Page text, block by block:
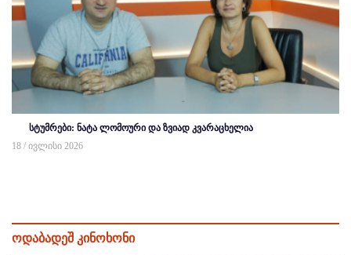
სტუმრები: ნატა ლომოური და ზვიად კვარაცხელია
18 / ივლისი 2026
ოდაბადეშ კინოხონი